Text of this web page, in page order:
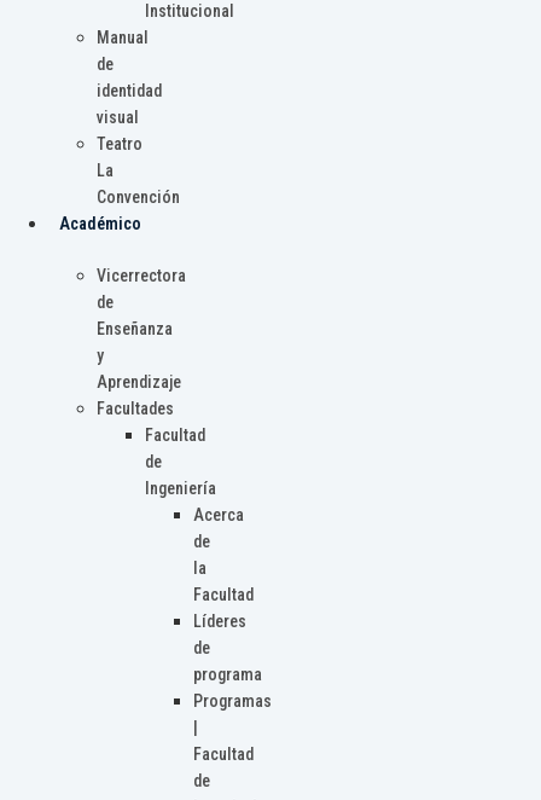
Institucional
Manual
de
identidad
visual
Teatro
La
Convención
Académico
Vicerrectora
de
Enseñanza
y
Aprendizaje
Facultades
Facultad
de
Ingeniería
Acerca
de
la
Facultad
Líderes
de
programa
Programas
Facultad
de